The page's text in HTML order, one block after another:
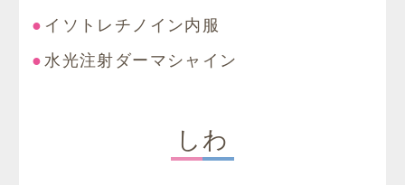
イソトレチノイン内服
水光注射ダーマシャイン
しわ